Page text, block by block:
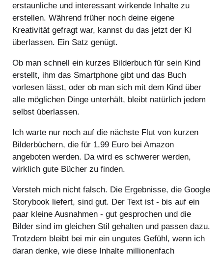
erstaunliche und interessant wirkende Inhalte zu
erstellen. Während früher noch deine eigene
Kreativität gefragt war, kannst du das jetzt der KI
überlassen. Ein Satz genügt.
Ob man schnell ein kurzes Bilderbuch für sein Kind
erstellt, ihm das Smartphone gibt und das Buch
vorlesen lässt, oder ob man sich mit dem Kind über
alle möglichen Dinge unterhält, bleibt natürlich jedem
selbst überlassen.
Ich warte nur noch auf die nächste Flut von kurzen
Bilderbüchern, die für 1,99 Euro bei Amazon
angeboten werden. Da wird es schwerer werden,
wirklich gute Bücher zu finden.
Versteh mich nicht falsch. Die Ergebnisse, die Google
Storybook liefert, sind gut. Der Text ist - bis auf ein
paar kleine Ausnahmen - gut gesprochen und die
Bilder sind im gleichen Stil gehalten und passen dazu.
Trotzdem bleibt bei mir ein ungutes Gefühl, wenn ich
daran denke, wie diese Inhalte millionenfach